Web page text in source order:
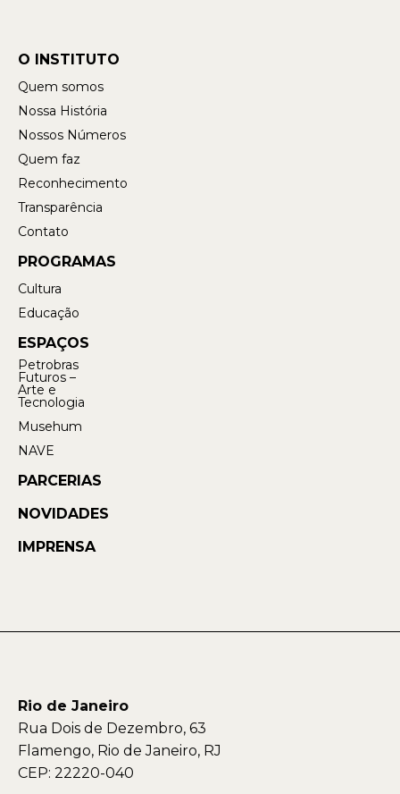
O INSTITUTO
Quem somos
Nossa História
Nossos Números
Quem faz
Reconhecimento
Transparência
Contato
PROGRAMAS
Cultura
Educação
ESPAÇOS
Petrobras
Futuros –
Arte e
Tecnologia
Musehum
NAVE
PARCERIAS
NOVIDADES
IMPRENSA
Rio de Janeiro
Rua Dois de Dezembro, 63
Flamengo, Rio de Janeiro, RJ
CEP: 22220-040